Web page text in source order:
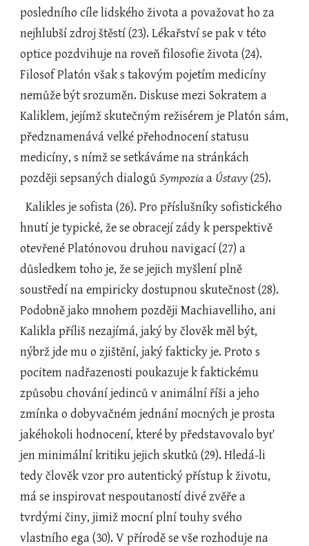
posledního cíle lidského života a považovat ho za
nejhlubší zdroj štěstí (23). Lékařství se pak v této
optice pozdvihuje na roveň filosofie života (24).
Filosof Platón však s takovým pojetím medicíny
nemůže být srozuměn. Diskuse mezi Sokratem a
Kaliklem, jejímž skutečným režisérem je Platón sám,
předznamenává velké přehodnocení statusu
medicíny, s nímž se setkáváme na stránkách
později sepsaných dialogů Sympozia a Ústavy (25).
  Kalikles je sofista (26). Pro příslušníky sofistického
hnutí je typické, že se obracejí zády k perspektivě
otevřené Platónovou druhou navigací (27) a
důsledkem toho je, že se jejich myšlení plně
soustředí na empiricky dostupnou skutečnost (28).
Podobně jako mnohem později Machiavelliho, ani
Kalikla příliš nezajímá, jaký by člověk měl být,
nýbrž jde mu o zjištění, jaký fakticky je. Proto s
pocitem nadřazenosti poukazuje k faktickému
způsobu chování jedinců v animální říši a jeho
zmínka o dobyvačném jednání mocných je prosta
jakéhokoli hodnocení, které by představovalo byť
jen minimální kritiku jejich skutků (29). Hledá-li
tedy člověk vzor pro autentický přístup k životu,
má se inspirovat nespoutaností divé zvěře a
tvrdými činy, jimiž mocní plní touhy svého
vlastního ega (30). V přírodě se vše rozhoduje na